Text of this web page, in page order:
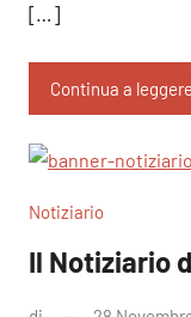
[…]
Continua a leggere
Notiziario
Il Notiziario